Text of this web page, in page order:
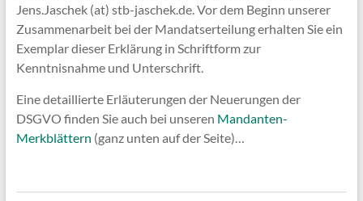
Jens.Jaschek (at) stb-jaschek.de. Vor dem Beginn unserer
Zusammenarbeit bei der Mandatserteilung erhalten Sie ein
Exemplar dieser Erklärung in Schriftform zur
Kenntnisnahme und Unterschrift.
Eine detaillierte Erläuterungen der Neuerungen der
DSGVO finden Sie auch bei unseren Mandanten-
Merkblättern (ganz unten auf der Seite)…